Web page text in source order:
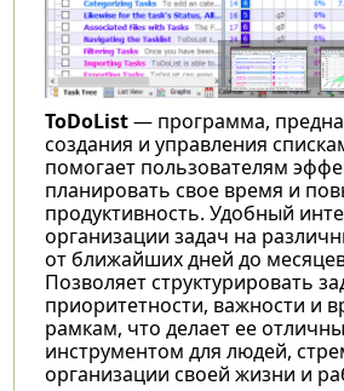
ToDoList— программа,
создания и управления
помогает пользователям
планировать свое время и
продуктивность. Удобный
организации задач на
от ближайших дней до
Позволяет структурировать
приоритетности, важности и
рамкам, что делает ее
инструментом для людей,
организации своей жизни и